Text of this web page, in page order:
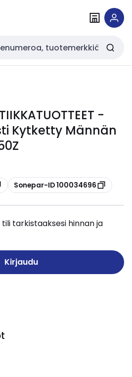
-
Kytketty Männän
Kopioi
Sonepar-ID 100034696
tili tarkistaaksesi hinnan ja
Kirjaudu